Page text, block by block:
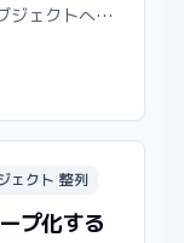
ジェクトへ一
ェクト 整列
プ化する